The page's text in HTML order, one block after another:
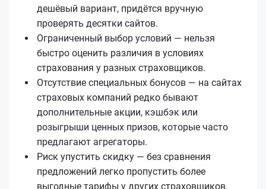
дешёвый вариант, придётся вручную
проверять десятки сайтов.
Ограниченный выбор условий — нельзя
быстро оценить различия в условиях
страхования у разных страховщиков.
Отсутствие специальных бонусов — на сайтах
страховых компаний редко бывают
дополнительные акции, кэшбэк или
розыгрыши ценных призов, которые часто
предлагают агрегаторы.
Риск упустить скидку — без сравнения
предложений легко пропустить более
выгодные тарифы у других страховщиков.